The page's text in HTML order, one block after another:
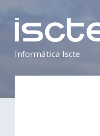
Informática Iscte